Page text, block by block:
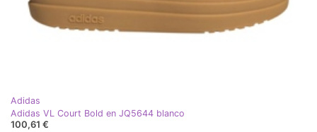
Adidas
Adidas VL Court Bold en JQ5644 blanco
100,61 €